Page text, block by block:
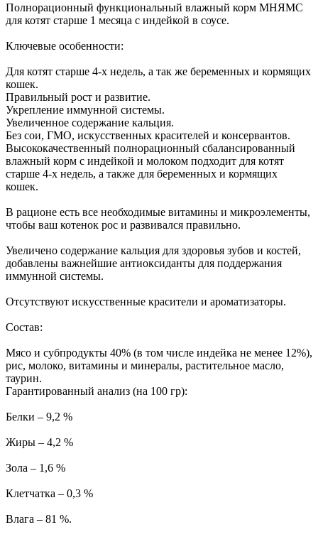
Полнорационный функциональный влажный корм МНЯМС
для котят старше 1 месяца с индейкой в соусе.
Ключевые особенности:
Для котят старше 4-х недель, а так же беременных и кормящих
кошек.
Правильный рост и развитие.
Укрепление иммунной системы.
Увеличенное содержание кальция.
Без сои, ГМО, искусственных красителей и консервантов.
Высококачественный полнорационный сбалансированный
влажный корм с индейкой и молоком подходит для котят
старше 4-х недель, а также для беременных и кормящих
кошек.
В рационе есть все необходимые витамины и микроэлементы,
чтобы ваш котенок рос и развивался правильно.
Увеличено содержание кальция для здоровья зубов и костей,
добавлены важнейшие антиоксиданты для поддержания
иммунной системы.
Отсутствуют искусственные красители и ароматизаторы.
Состав:
Мясо и субпродукты 40% (в том числе индейка не менее 12%),
рис, молоко, витамины и минералы, растительное масло,
таурин.
Гарантированный анализ (на 100 гр):
Белки – 9,2 %
Жиры – 4,2 %
Зола – 1,6 %
Клетчатка – 0,3 %
Влага – 81 %.